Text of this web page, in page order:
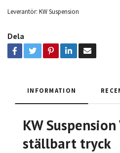
Leverantör: KW Suspension
Dela
INFORMATION
KW
ställbart tryck